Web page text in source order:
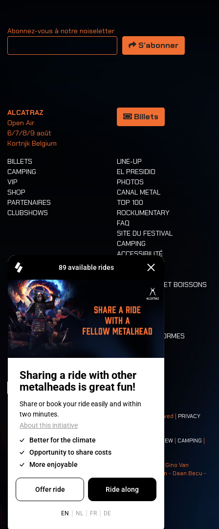
Abonnez-vous à notre noiseletter
Votre adresse email
S’abonner
ALCATRAZ
Open Air
6/7/8/9 août
Kortrijk Belgium
Billets
BILLETS
CAMPING
VIP
SHOP
PARTENAIRES
CLUBSHOWS
LINE-UP
EL PRESIDIO
PHOTOS
CANAL METAL
TOP 100
ROCKUMENTARY
FAQ
SITE DU FESTIVAL
CAMPING
ACCESSIBILITÉ
CASHLESS
ALIMENTATION ET BOISSONS
LONE WOLVES
PLAN
DEATH RIDE
VALEURS ET NORMES
HISTOIRE
© 2008-2026- Apache Productions VZW – All rights reserved | PRIVACY
POLICY|CONDITIONS GÉNÉRALES
Contact:GENERAL| PARTNERSHIPS CREW CAMPING
| NEIGHBOURS
Photos: Ann Kermans - Hans Van Hoof - Eliaz Bruggeman - Gino Van
Lancker - Tim Tronckoe - Elsie Roymans - Stijn Verbruggen - Daan Becu -
Claus Christa - Devid Camerlynck